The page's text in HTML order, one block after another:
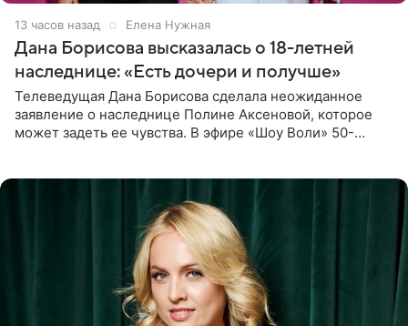
13 часов назад Елена Нужная
Дана Борисова высказалась о 18-летней
наследнице: «Есть дочери и получше»
Телеведущая Дана Борисова сделала неожиданное
заявление о наследнице Полине Аксеновой, которое
может задеть ее чувства. В эфире «Шоу Воли» 50-